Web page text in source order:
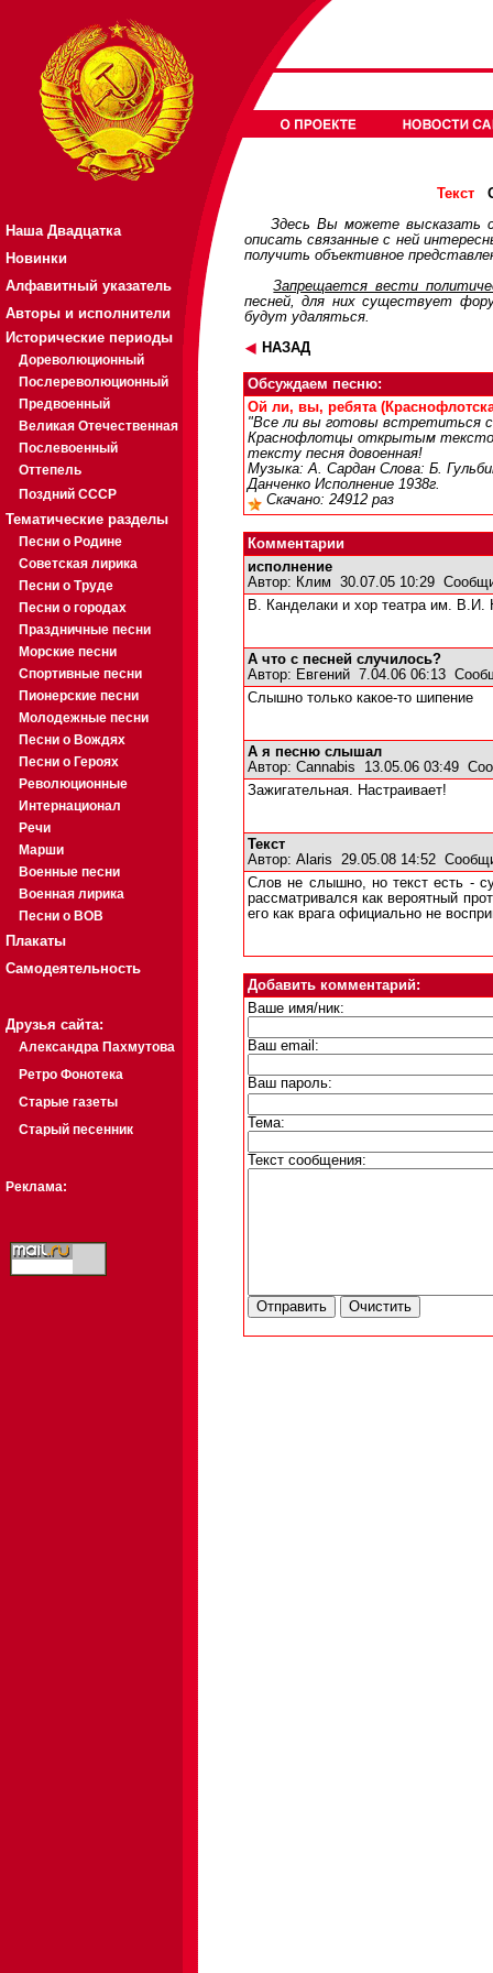
Наша Двадцатка
Новинки
Алфавитный указатель
Авторы и исполнители
Исторические периоды
Дореволюционный
Послереволюционный
Предвоенный
Великая Отечественная
Послевоенный
Оттепель
Поздний СССР
Тематические разделы
Песни о Родине
Советская лирика
Песни о Труде
Песни о городах
Праздничные песни
Морские песни
Спортивные песни
Пионерские песни
Молодежные песни
Песни о Вождях
Песни о Героях
Революционные
Интернационал
Речи
Марши
Военные песни
Военная лирика
Песни о ВОВ
Плакаты
Самодеятельность
Друзья сайта:
Александра Пахмутова
Ретро Фонотека
Старые газеты
Старый песенник
Реклама:
Текст
Здесь Вы можете высказать
описать связанные с ней
получить объективное
Запрещается вести
песней, для них существует
будут удаляться.
НАЗАД
Обсуждаем песню:
Ой ли, вы, ребята
"Все ли вы готовы встретиться
Краснофлотцы открытым
тексту песня довоенная!
Музыка: А. Сардан Слова: Б.
Данченко Исполнение 1938г.
Скачано: 24912 раз
Комментарии
исполнение
Автор: Клим 30.07.05 10:29
В. Канделаки и хор театра им. В.И.
А что с песней случилось?
Автор: Евгений 7.04.06 06:13
Слышно только какое-то шипение
А я песню слышал
Автор: Cannabis 13.05.06 03:49
Зажигательная. Настраивает!
Текст
Автор: Alaris 29.05.08 14:52
Слов не слышно, но текст есть -
рассматривался как вероятный
его как врага официально не
Добавить комментарий:
Ваше имя/ник:
Ваш email:
Ваш пароль:
Тема:
Текст сообщения: